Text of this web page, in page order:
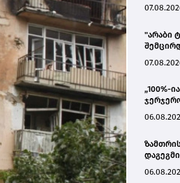
"არაბი
Hotel
„100%-